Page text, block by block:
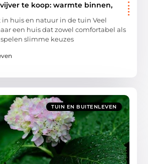
te koop: warmte binnen,
huis en natuur in de tuin Veel
een huis dat zowel comfortabel als
slimme keuzes
TUIN EN BUITENLEVEN